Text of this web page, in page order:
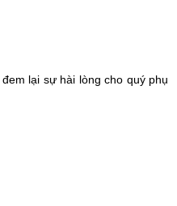
lại sự hài lòng cho quý phụ